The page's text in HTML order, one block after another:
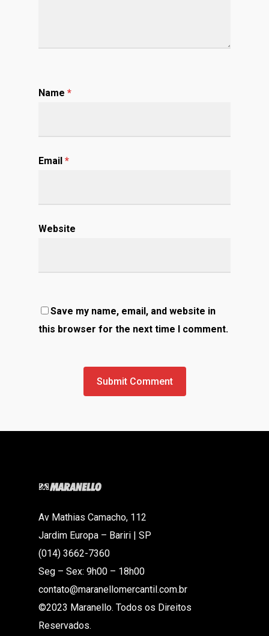
Name *
Email *
Website
Save my name, email, and website in
this browser for the next time I comment.
Av Mathias Camacho, 112
Jardim Europa – Bariri | SP
(014) 3662-7360
Seg – Sex: 9h00 – 18h00
contato@maranellomercantil.com.br
©2023 Maranello. Todos os Direitos
Reservados.